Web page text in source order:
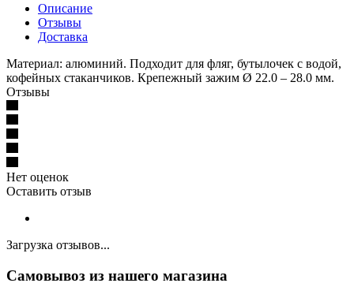
Описание
Отзывы
Доставка
Материал: алюминий. Подходит для фляг, бутылочек с водой,
кофейных стаканчиков. Крепежный зажим Ø 22.0 – 28.0 мм.
Отзывы
Нет оценок
Оставить отзыв
Загрузка отзывов...
Самовывоз из нашего магазина